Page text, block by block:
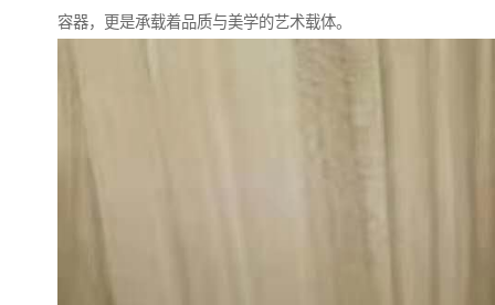
容器，更是承载着品质与美学的艺术载体。